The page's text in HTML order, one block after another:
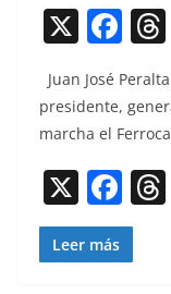
X F
c
e
b
o
o
k
Juan José
pres­i­dente,
mar­cha el
X F
a
c
Leer más